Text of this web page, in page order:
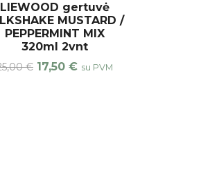
LIEWOOD gertuvė
MUSTARD /
PEPPERMINT MIX
320ml 2vnt
€ 17,50 € su PVM